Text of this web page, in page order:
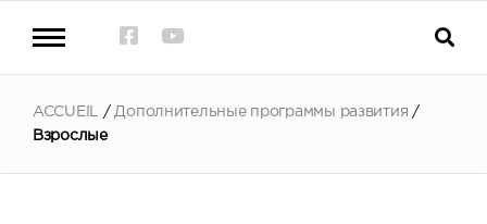
ACCUEIL / Дополнительные программы развития /
Взрослые